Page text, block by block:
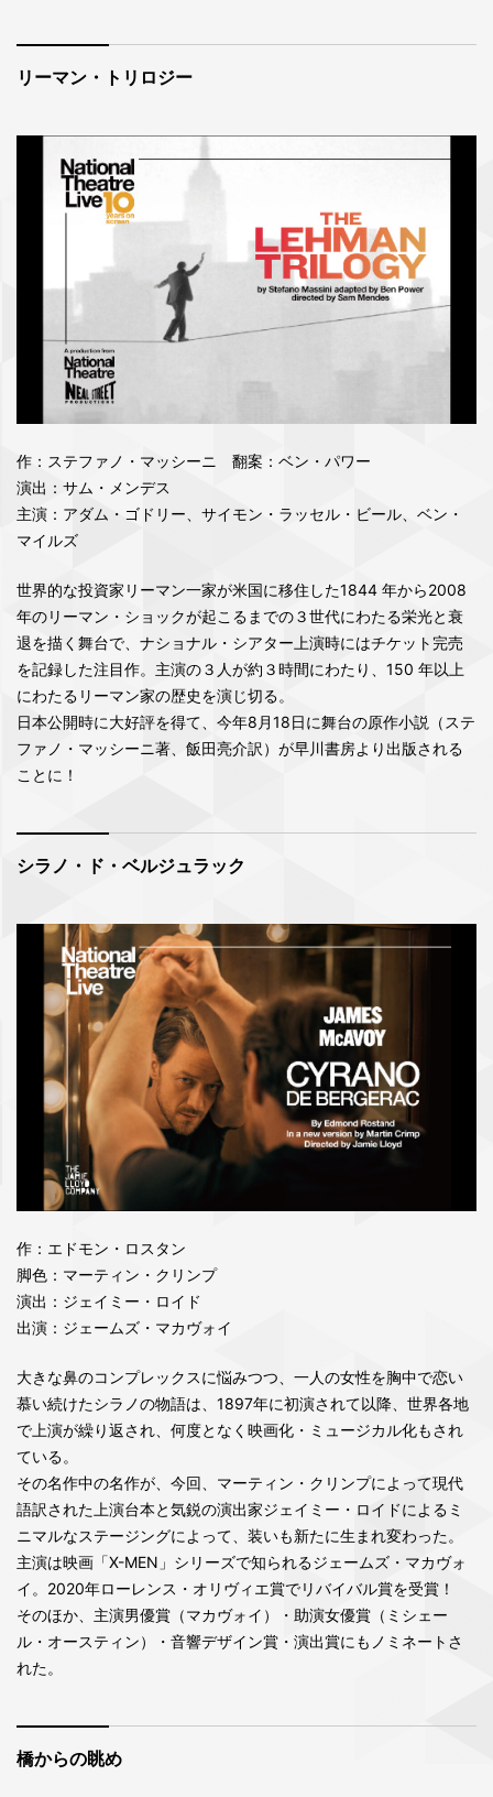
リーマン・トリロジー
作：ステファノ・マッシーニ 翻案：ベン・パワー
演出：サム・メンデス
主演：アダム・ゴドリー、サイモン・ラッセル・ビール、ベン・
マイルズ
世界的な投資家リーマン一家が米国に移住した1844 年から2008
年のリーマン・ショックが起こるまでの３世代にわたる栄光と衰
退を描く舞台で、ナショナル・シアター上演時にはチケット完売
を記録した注目作。主演の３人が約３時間にわたり、150 年以上
にわたるリーマン家の歴史を演じ切る。
日本公開時に大好評を得て、今年8月18日に舞台の原作小説（ステ
ファノ・マッシーニ著、飯田亮介訳）が早川書房より出版される
ことに！
シラノ・ド・ベルジュラック
作：エドモン・ロスタン
脚色：マーティン・クリンプ
演出：ジェイミー・ロイド
出演：ジェームズ・マカヴォイ
大きな鼻のコンプレックスに悩みつつ、一人の女性を胸中で恋い
慕い続けたシラノの物語は、1897年に初演されて以降、世界各地
で上演が繰り返され、何度となく映画化・ミュージカル化もされ
ている。
その名作中の名作が、今回、マーティン・クリンプによって現代
語訳された上演台本と気鋭の演出家ジェイミー・ロイドによるミ
ニマルなステージングによって、装いも新たに生まれ変わった。
主演は映画「X-MEN」シリーズで知られるジェームズ・マカヴォ
イ。2020年ローレンス・オリヴィエ賞でリバイバル賞を受賞！
そのほか、主演男優賞（マカヴォイ）・助演女優賞（ミシェー
ル・オースティン）・音響デザイン賞・演出賞にもノミネートさ
れた。
橋からの眺め